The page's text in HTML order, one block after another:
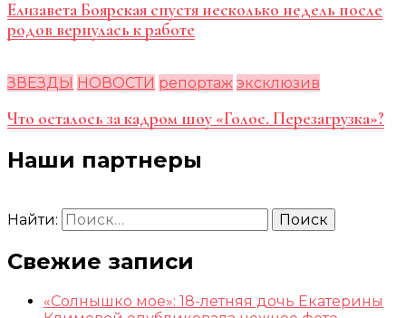
Елизавета Боярская спустя несколько недель после
родов вернулась к работе
ЗВЕЗДЫ НОВОСТИ репортаж эксклюзив
Что осталось за кадром шоу «Голос. Перезагрузка»?
Наши партнеры
Найти:
Свежие записи
«Солнышко мое»: 18-летняя дочь Екатерины